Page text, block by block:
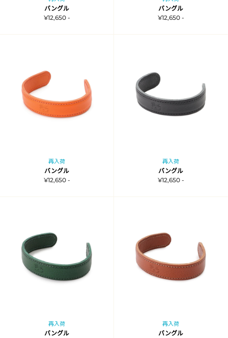
バングル
¥12,650 -
バングル
¥12,650 -
再入荷
バングル
¥12,650 -
再入荷
バングル
¥12,650 -
再入荷
バングル
再入荷
バングル